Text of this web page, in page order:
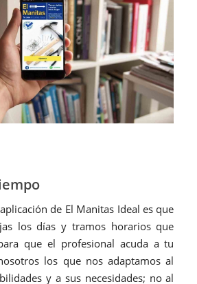
de El Manitas Ideal es que
los días y tramos horarios que
que el profesional acuda a tu
los que nos adaptamos al
y a sus necesidades; no al